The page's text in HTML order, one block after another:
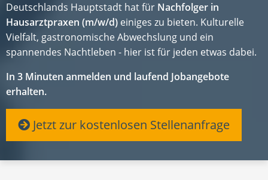
Deutschlands Hauptstadt hat für Nachfolger in
Hausarztpraxen (m/w/d) einiges zu bieten. Kulturelle
Vielfalt, gastronomische Abwechslung und ein
spannendes Nachtleben - hier ist für jeden etwas dabei.
In 3 Minuten anmelden und laufend Jobangebote
erhalten.
Jetzt zur kostenlosen Stellenanfrage